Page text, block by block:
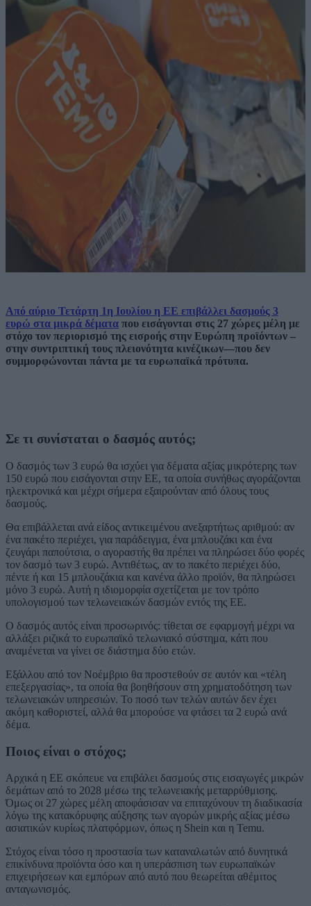
Από αύριο Τετάρτη 1η Ιουλίου η ΕΕ επιβάλλει δασμούς 3
ευρώ στα μικρά δέματα που εισάγονται στις 27 χώρες μέλη με
στόχο τον περιορισμό της εισροής στην Ευρώπη προϊόντων –
στην συντριπτική τους πλειονότητα κινέζικων—που δεν
συμμορφώνονται πάντα με τα ευρωπαϊκά πρότυπα.
Σε τι συνίσταται ο δασμός αυτός;
Ο δασμός των 3 ευρώ θα ισχύει για δέματα αξίας μικρότερης των
150 ευρώ που εισάγονται στην ΕΕ, τα οποία συνήθως αγοράζονται
ηλεκτρονικά και μέχρι σήμερα εξαιρούνταν από όλους τους
δασμούς.
Θα επιβάλλεται ανά είδος αντικειμένου ανεξαρτήτως αριθμού: αν
ένα πακέτο περιέχει, για παράδειγμα, ένα μπλουζάκι και ένα
ζευγάρι παπούτσια, ο αγοραστής θα πρέπει να πληρώσει δύο φορές
τον δασμό των 3 ευρώ. Αντιθέτως, αν το πακέτο περιέχει δύο,
πέντε ή και 15 μπλουζάκια και κανένα άλλο προϊόν, θα πληρώσει
μόνο 3 ευρώ. Αυτή η ιδιομορφία σχετίζεται με τον τρόπο
υπολογισμού των τελωνειακών δασμών εντός της ΕΕ.
Ο δασμός αυτός είναι προσωρινός: τίθεται σε εφαρμογή μέχρι να
αλλάξει ριζικά το ευρωπαϊκό τελωνιακό σύστημα, κάτι που
αναμένεται να γίνει σε διάστημα δύο ετών.
Εξάλλου από τον Νοέμβριο θα προστεθούν σε αυτόν και «τέλη
επεξεργασίας», τα οποία θα βοηθήσουν στη χρηματοδότηση των
τελωνειακών υπηρεσιών. Το ποσό των τελών αυτών δεν έχει
ακόμη καθοριστεί, αλλά θα μπορούσε να φτάσει τα 2 ευρώ ανά
δέμα.
Ποιος είναι ο στόχος;
Αρχικά η ΕΕ σκόπευε να επιβάλει δασμούς στις εισαγωγές μικρών
δεμάτων από το 2028 μέσω της τελωνειακής μεταρρύθμισης.
Όμως οι 27 χώρες μέλη αποφάσισαν να επιταχύνουν τη διαδικασία
λόγω της κατακόρυφης αύξησης των αγορών μικρής αξίας μέσω
ασιατικών κυρίως πλατφόρμων, όπως η Shein και η Temu.
Στόχος είναι τόσο η προστασία των καταναλωτών από δυνητικά
επικίνδυνα προϊόντα όσο και η υπεράσπιση των ευρωπαϊκών
επιχειρήσεων και εμπόρων από αυτό που θεωρείται αθέμιτος
ανταγωνισμός.